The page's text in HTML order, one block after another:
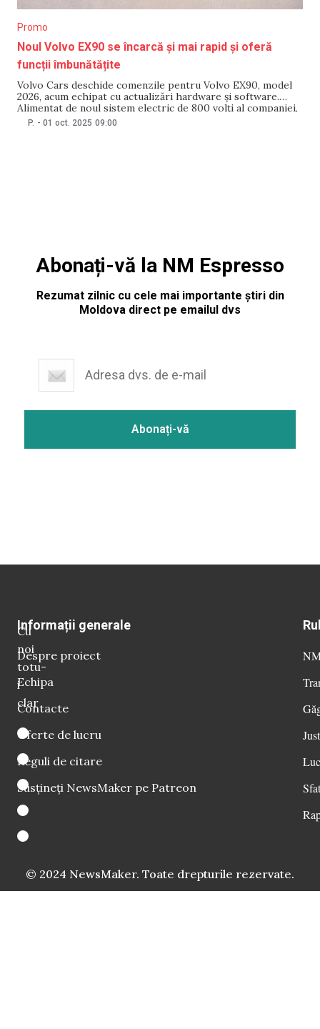
Promo
Noul Volvo EX90 se încarcă și mai rapid și oferă
funcții îmbunătățite
Volvo Cars deschide comenzile pentru Volvo EX90, model
2026, acum echipat cu actualizări hardware și software.
Alimentat de noul sistem electric de 800 volți al companiei,
EX90 se poate încărca și mai rapid*, iar un computer
P. - 01 oct. 2025 09:00
Abonați-vă la NM Espresso
Rezumat zilnic cu cele mai importante știri din
Moldova direct pe emailul dvs
Cu
noi
totu-
i
clar
Informații generale
Despre proiect
Echipa
Contacte
Oferte de lucru
Reguli de citare
Susțineți NewsMaker pe Patreon
© 2024 NewsMaker. Toate drepturile rezervate.